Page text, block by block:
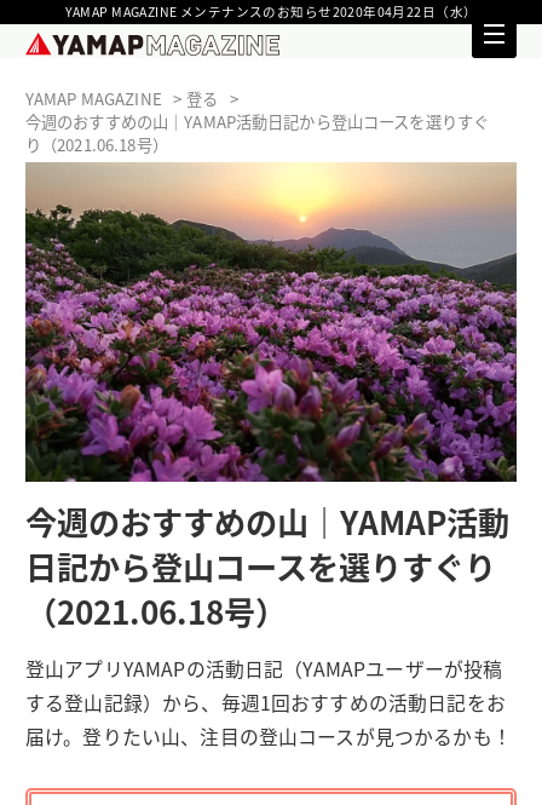
YAMAP MAGAZINE メンテナンスのお知らせ2020年04月22日（水）
YAMAP MAGAZINE
登る
今週のおすすめの山｜YAMAP活動日記から登山コースを選りすぐ
り（2021.06.18号）
今週のおすすめの山｜YAMAP活動
日記から登山コースを選りすぐり
（2021.06.18号）
登山アプリYAMAPの活動日記（YAMAPユーザーが投稿
する登山記録）から、毎週1回おすすめの活動日記をお
届け。登りたい山、注目の登山コースが見つかるかも！